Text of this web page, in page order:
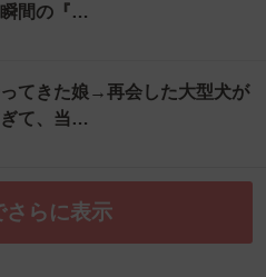
間の『…
てきた娘→再会した大型犬が
ぎて、当…
さらに表示